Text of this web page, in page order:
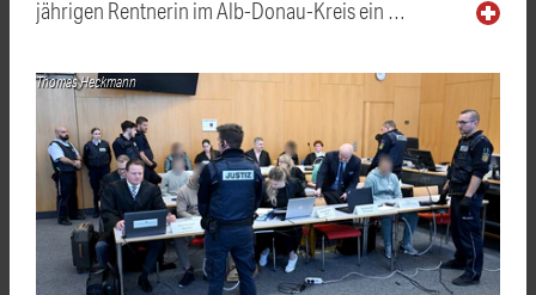
jährigen Rentnerin im Alb-Donau-Kreis ein …
Thomas Heckmann